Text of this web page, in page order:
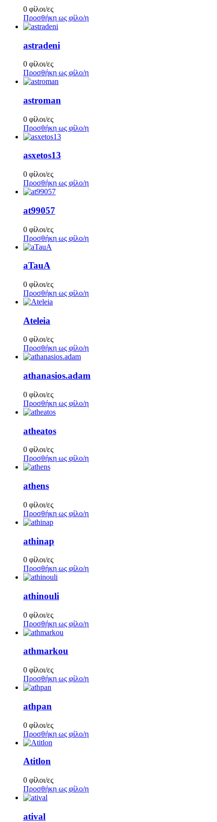
0 φίλοι/ες
Προσθήκη ως φίλο/η
astradeni
0 φίλοι/ες
Προσθήκη ως φίλο/η
astroman
0 φίλοι/ες
Προσθήκη ως φίλο/η
asxetos13
0 φίλοι/ες
Προσθήκη ως φίλο/η
at99057
0 φίλοι/ες
Προσθήκη ως φίλο/η
aTauA
0 φίλοι/ες
Προσθήκη ως φίλο/η
Ateleia
0 φίλοι/ες
Προσθήκη ως φίλο/η
athanasios.adam
0 φίλοι/ες
Προσθήκη ως φίλο/η
atheatos
0 φίλοι/ες
Προσθήκη ως φίλο/η
athens
0 φίλοι/ες
Προσθήκη ως φίλο/η
athinap
0 φίλοι/ες
Προσθήκη ως φίλο/η
athinouli
0 φίλοι/ες
Προσθήκη ως φίλο/η
athmarkou
0 φίλοι/ες
Προσθήκη ως φίλο/η
athpan
0 φίλοι/ες
Προσθήκη ως φίλο/η
Atitlon
0 φίλοι/ες
Προσθήκη ως φίλο/η
atival